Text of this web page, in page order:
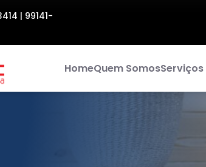
| 99141-
HomeQuem SomosServiços